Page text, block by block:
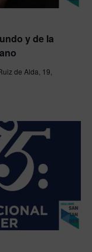
y de la
de Alda, 19,